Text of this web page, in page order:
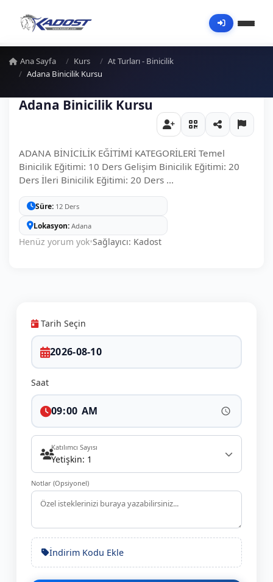
Ana Sayfa Kurs
At Turları - Binicilik
Adana Binicilik Kursu
Adana Binicilik Kursu
ADANA BİNİCİLİK EĞİTİMİ KATEGORİLERİ Temel
Binicilik Eğitimi: 10 Ders Gelişim Binicilik Eğitimi: 20
Ders İleri Binicilik Eğitimi: 20 Ders ...
Süre 12 Ders
Lokasyon Adana
Henüz yorum yok•Sağlayıcı: Kadost
Tarih Seçin
Saat
Katılımcı Sayısı
Yetişkin: 1
Notlar (Opsiyonel)
İndirim Kodu Ekle